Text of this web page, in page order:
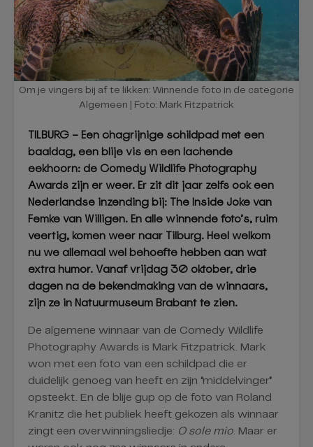
Om je vingers bij af te likken: Winnende foto in de categorie
Algemeen | Foto: Mark Fitzpatrick
TILBURG – Een chagrijnige schildpad met een
baaldag, een blije vis en een lachende
eekhoorn: de Comedy Wildlife Photography
Awards zijn er weer. Er zit dit jaar zelfs ook een
Nederlandse inzending bij: The Inside Joke van
Femke van Willigen. En alle winnende foto’s, ruim
veertig, komen weer naar Tilburg. Heel welkom
nu we allemaal wel behoefte hebben aan wat
extra humor. Vanaf vrijdag 30 oktober, drie
dagen na de bekendmaking van de winnaars,
zijn ze in Natuurmuseum Brabant te zien.
De algemene winnaar van de Comedy Wildlife
Photography Awards is Mark Fitzpatrick. Mark
won met een foto van een schildpad die er
duidelijk genoeg van heeft en zijn ‘middelvinger’
opsteekt. En de blije gup op de foto van Roland
Kranitz die het publiek heeft gekozen als winnaar
zingt een overwinningsliedje: O sole mio. Maar er